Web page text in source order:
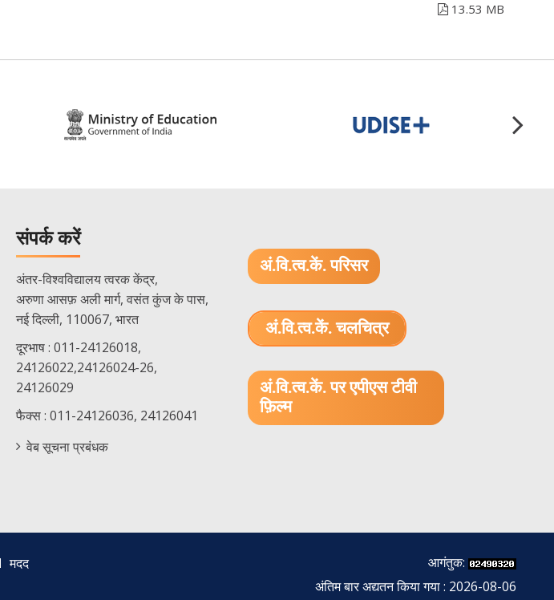
13.53 MB
संपर्क करें
अंतर-विश्वविद्यालय त्वरक केंद्र,
अरुणा आसफ़ अली मार्ग, वसंत कुंज के पास,
नई दिल्ली, 110067, भारत
दूरभाष : 011-24126018,
24126022,24126024-26,
24126029
फैक्स : 011-24126036, 24126041
वेब सूचना प्रबंधक
अं.वि.त्व.कें. परिसर
अं.वि.त्व.कें. चलचित्र
अं.वि.त्व.कें. पर एपीएस टीवी
फ़िल्म
मदद
आगंतुक:
अंतिम बार अद्यतन किया गया : 2026-08-06